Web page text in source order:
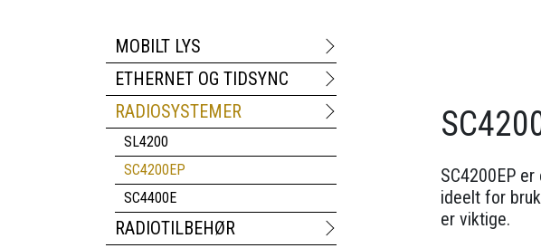
MOBILT LYS
ETHERNET OG TIDSYNC
RADIOSYSTEMER
SL4200
SC4200EP
SC4400E
RADIOTILBEHØR
SC4200EP
ideelt for
er viktige.